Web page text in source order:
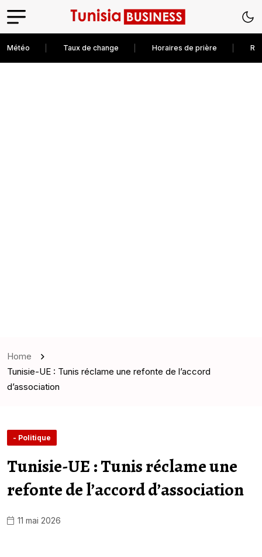
Météo Taux de change Horaires de prière
Home
Tunisie-UE : Tunis réclame une refonte de l’accord
d’association
- Politique
Tunisie-UE : Tunis réclame une
refonte de l’accord d’association
11 mai 2026